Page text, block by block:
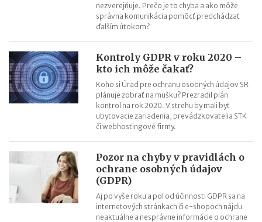
nezverejňuje. Prečo je to chyba a ako môže
správna komunikácia pomôcť predchádzať
ďalším útokom?
Kontroly GDPR v roku 2020 –
kto ich môže čakať?
Koho si Úrad pre ochranu osobných údajov SR
plánuje zobrať na mušku? Prezradil plán
kontrol na rok 2020. V strehu by mali byť
ubytovacie zariadenia, prevádzkovatelia STK
či webhostingové firmy.
Pozor na chyby v pravidlách o
ochrane osobných údajov
(GDPR)
Aj po vyše roku a pol od účinnosti GDPR sa na
internetových stránkach či e-shopoch nájdu
neaktuálne a nesprávne informácie o ochrane